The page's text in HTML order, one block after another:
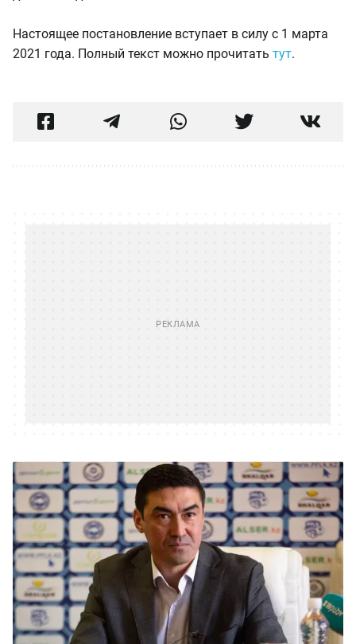
Настоящее постановление вступает в силу с 1 марта
2021 года. Полный текст можно прочитать тут.